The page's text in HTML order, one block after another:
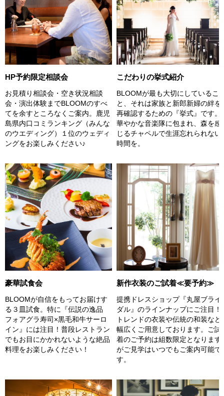
HP予約限定相談会
お見積り相談会・空き状況相談
会・演出体験までBLOOMのすべ
てを余すところなくご案内。鹿児
島県内口コミランキング（みんな
のウエディング）１位のウェディ
ングをお楽しみください♪
こだわりの挙式紹介
BLOOMが最も大切にしているこ
と、それは家族と新郎新婦の絆を
再確認するための『挙式』です。
華やかな音楽隊に包まれ、森を感
じるチャペルで生涯忘れられない
時間を。
豪華試食会
BLOOMが自信をもってお届けす
る３皿試食。特に『伝説の逸品
フォアグラ寿司×黒毛和牛サーロ
イン』には注目！普段レストラン
でもお目にかかれないような絶品
料理をお楽しみください！
新作衣装のご試着≪要予約≫
提携ドレスショップ『丸屋ブライ
ダル』のラインナップにご注目！
トレンドの衣装や伝統の和装など
幅広くご用意しております。ご試
着のご予約は組数限定となります
がご見学はいつでもご案内可能で
す。